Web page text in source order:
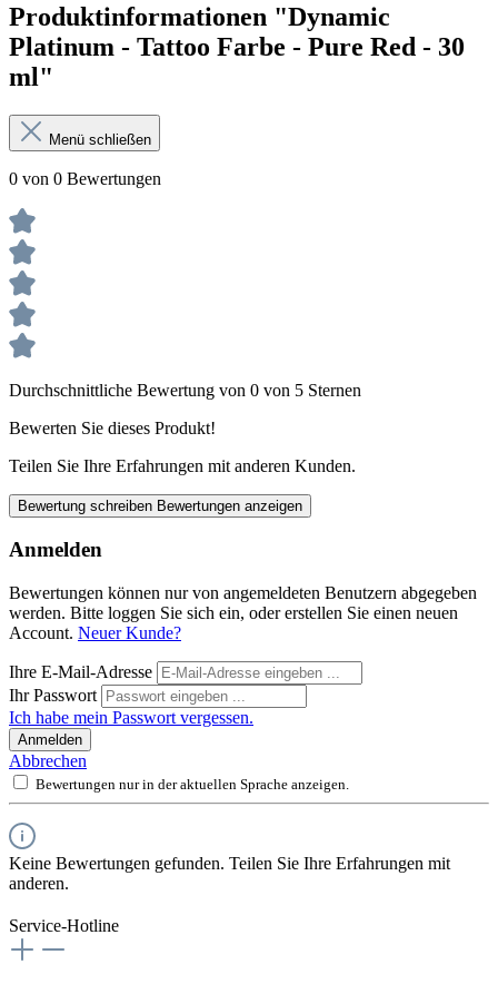
Produktinformationen "Dynamic
Platinum - Tattoo Farbe - Pure Red - 30
ml"
Menü schließen
0 von 0 Bewertungen
Durchschnittliche Bewertung von 0 von 5 Sternen
Bewerten Sie dieses Produkt!
Teilen Sie Ihre Erfahrungen mit anderen Kunden.
Bewertung schreiben Bewertungen anzeigen
Anmelden
Bewertungen können nur von angemeldeten Benutzern abgegeben
werden. Bitte loggen Sie sich ein, oder erstellen Sie einen neuen
Account. Neuer Kunde?
Ihre E-Mail-Adresse
Ihr Passwort
Ich habe mein Passwort vergessen.
Anmelden
Abbrechen
Bewertungen nur in der aktuellen Sprache anzeigen.
Keine Bewertungen gefunden. Teilen Sie Ihre Erfahrungen mit
anderen.
Service-Hotline